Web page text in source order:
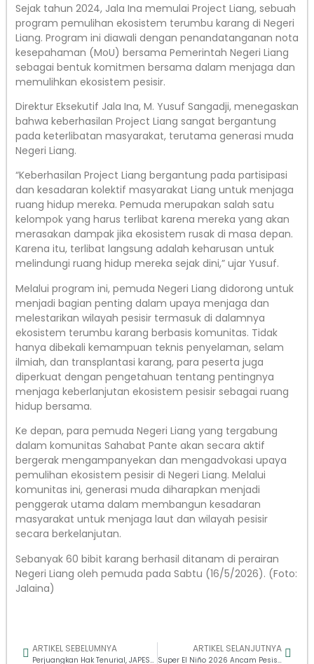
Sejak tahun 2024, Jala Ina memulai Project Liang, sebuah
program pemulihan ekosistem terumbu karang di Negeri
Liang. Program ini diawali dengan penandatanganan nota
kesepahaman (MoU) bersama Pemerintah Negeri Liang
sebagai bentuk komitmen bersama dalam menjaga dan
memulihkan ekosistem pesisir.
Direktur Eksekutif Jala Ina, M. Yusuf Sangadji, menegaskan
bahwa keberhasilan Project Liang sangat bergantung
pada keterlibatan masyarakat, terutama generasi muda
Negeri Liang.
“Keberhasilan Project Liang bergantung pada partisipasi
dan kesadaran kolektif masyarakat Liang untuk menjaga
ruang hidup mereka. Pemuda merupakan salah satu
kelompok yang harus terlibat karena mereka yang akan
merasakan dampak jika ekosistem rusak di masa depan.
Karena itu, terlibat langsung adalah keharusan untuk
melindungi ruang hidup mereka sejak dini,” ujar Yusuf.
Melalui program ini, pemuda Negeri Liang didorong untuk
menjadi bagian penting dalam upaya menjaga dan
melestarikan wilayah pesisir termasuk di dalamnya
ekosistem terumbu karang berbasis komunitas. Tidak
hanya dibekali kemampuan teknis penyelaman, selam
ilmiah, dan transplantasi karang, para peserta juga
diperkuat dengan pengetahuan tentang pentingnya
menjaga keberlanjutan ekosistem pesisir sebagai ruang
hidup bersama.
Ke depan, para pemuda Negeri Liang yang tergabung
dalam komunitas Sahabat Pante akan secara aktif
bergerak mengampanyekan dan mengadvokasi upaya
pemulihan ekosistem pesisir di Negeri Liang. Melalui
komunitas ini, generasi muda diharapkan menjadi
penggerak utama dalam membangun kesadaran
masyarakat untuk menjaga laut dan wilayah pesisir
secara berkelanjutan.
Sebanyak 60 bibit karang berhasil ditanam di perairan
Negeri Liang oleh pemuda pada Sabtu (16/5/2026). (Foto:
Jalaina)
ARTIKEL SEBELUMNYA
Perjuangkan Hak Tenurial, JAPESDA Bentuk Sekolah Advokasi Pesisir untuk Suku Bajo
ARTIKEL SELANJUTNYA
Super El Niño 2026 Ancam Pesisir, WALHI Soroti Krisis Ekologis dan Ketimpangan Akses Laut